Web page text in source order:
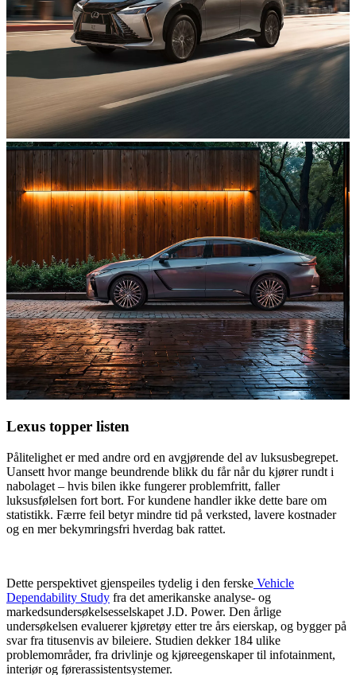
Lexus topper listen
Pålitelighet er med andre ord en avgjørende del av luksusbegrepet.
Uansett hvor mange beundrende blikk du får når du kjører rundt i
nabolaget – hvis bilen ikke fungerer problemfritt, faller
luksusfølelsen fort bort. For kundene handler ikke dette bare om
statistikk. Færre feil betyr mindre tid på verksted, lavere kostnader
og en mer bekymringsfri hverdag bak rattet.
Dette perspektivet gjenspeiles tydelig i den ferske Vehicle
Dependability Study fra det amerikanske analyse- og
markedsundersøkelsesselskapet J.D. Power. Den årlige
undersøkelsen evaluerer kjøretøy etter tre års eierskap, og bygger på
svar fra titusenvis av bileiere. Studien dekker 184 ulike
problemområder, fra drivlinje og kjøreegenskaper til infotainment,
interiør og førerassistentsystemer.